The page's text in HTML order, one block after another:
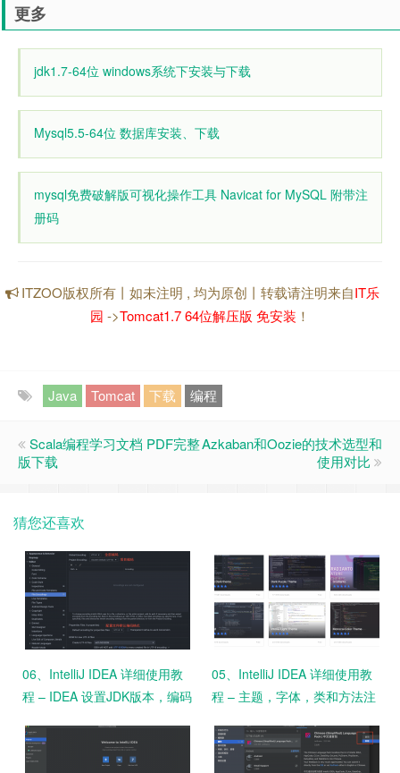
更多
jdk1.7-64位 windows系统下安装与下载
Mysql5.5-64位 数据库安装、下载
mysql免费破解版可视化操作工具 Navicat for MySQL 附带注
册码
ITZOO版权所有丨如未注明 , 均为原创丨转载请注明来自IT乐
园 ->Tomcat1.7 64位解压版 免安装 ！
Java Tomcat 下载 编程
Scala编程学习文档 PDF完整
版下载
Azkaban和Oozie的技术选型和
使用对比
猜您还喜欢
06、IntelliJ IDEA 详细使用教
程 – IDEA 设置JDK版本，编码
05、IntelliJ IDEA 详细使用教
程 – 主题，字体，类和方法注